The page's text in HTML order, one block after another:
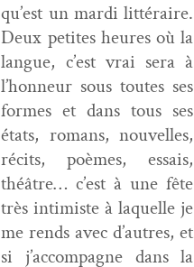
qu’est un mar­di lit­téraire.
Deux petites heures où la
langue, c’est vrai sera à
l’honneur sous toutes ses
formes et dans tous ses
états, romans, nou­velles,
réc­its, poèmes, essais,
théâtre… c’est à une fête
très intimiste à laque­lle je
me rends avec d’autres, et
si j’accompagne dans la